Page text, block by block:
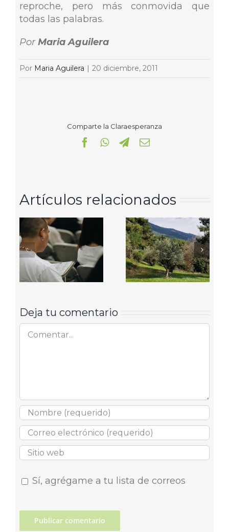
reproche, pero más conmovida que
todas las palabras.
PorMaria Aguilera
Por Maria Aguilera 20 diciembre, 2011
Comparte la Claraesperanza
Facebook
WhatsApp
Telegram
Correo
Artículos relacionados
Deja tu comentario
Comentar
Sí, agrégame a tu lista de correos